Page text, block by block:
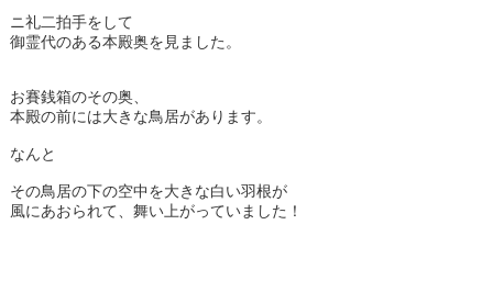
ニ礼二拍手をして
御霊代のある本殿奥を見ました。
お賽銭箱のその奥、
本殿の前には大きな鳥居があります。
なんと
その鳥居の下の空中を大きな白い羽根が
風にあおられて、舞い上がっていました！